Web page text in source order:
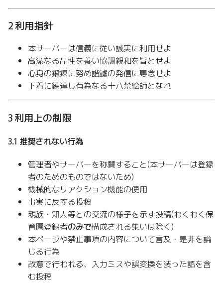
2 利用指針
本サーバーは信義に従い誠実に利用せよ
高潔なる品性を養い協調親和を旨とせよ
心身の鍛錬に努め諧謔の発信に専念せよ
下着に練達し有為なる十八禁絵師となれ
3 利用上の制限
3.1 推奨されない行為
管理者やサーバーを称賛すること(本サーバーは登録
者のためのものではないため)
機械的なリアクション機能の使用
事実に反する投稿
親族・知人等との交流の様子を示す投稿(わくわく保
育園登録者のみで構成される集いは除く)
本ページや禁止事項の内容について言及・是非を論
じる行為
故意で行われる、入力ミスや誤変換を装った語を含
む投稿